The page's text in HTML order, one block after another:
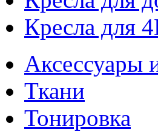
Кресла для
Аксессуары
Ткани
Тонировка